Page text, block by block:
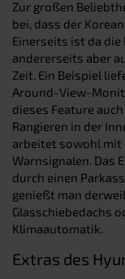
Zur großen
bei, dass der
Einerseits ist da die
andererseits aber
Zeit. Ein Beispiel
Around-View-
dieses Feature
Rangieren in der
arbeitet sowohl mit
Warnsignalen. Das
durch einen
genießt man
Glasschiebedachs
Klimaautomatik.
Extras des